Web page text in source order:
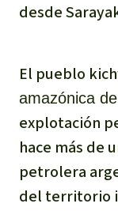
desde
El pueblo
amazónica
explotación
hace más de
petrolera
del territorio